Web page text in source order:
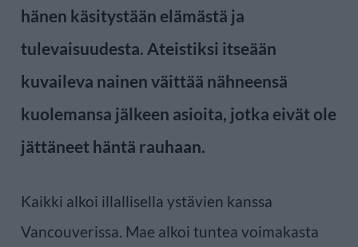
hänen käsitystään elämästä ja
tulevaisuudesta. Ateistiksi itseään
kuvaileva nainen väittää nähneensä
kuolemansa jälkeen asioita, jotka eivät ole
jättäneet häntä rauhaan.
Kaikki alkoi illallisella ystävien kanssa
Vancouverissa. Mae alkoi tuntea voimakasta